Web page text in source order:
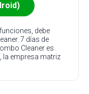
debe
7 días de
Cleaner es
, la empresa matriz